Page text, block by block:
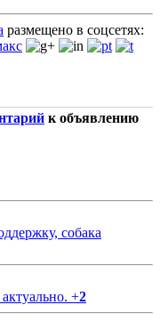
размещено в соцсетях:
к объявлению
собака
+2